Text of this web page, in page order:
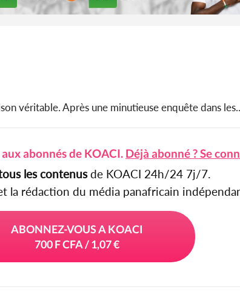
véritable. Après une minutieuse enquête dans
abonnés de KOACI. Déjà abonné ? Se
les contenusde KOACI 24h/24 7j/7.
la rédaction du média panafricain
ABONNEZ-VOUS A KOACI
700 F CFA / 1,07 €